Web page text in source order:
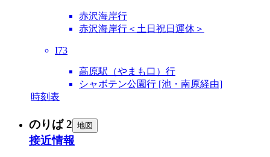
赤沢海岸行
赤沢海岸行＜土日祝日運休＞
I73
高原駅（やまも口）行
シャボテン公園行 [池・南原経由]
時刻表
のりば 2 地図
接近情報